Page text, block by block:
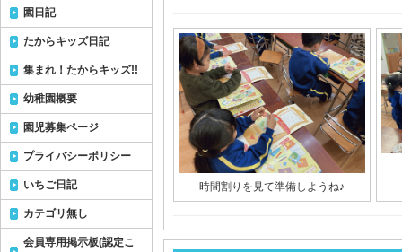
時間割りを見て準備しようね♪
園日記
たからキッズ日記
集まれ！たからキッズ!!
幼稚園概要
園児募集ページ
プライバシーポリシー
いちご日記
カテゴリ無し
会員専用掲示板(認定こ